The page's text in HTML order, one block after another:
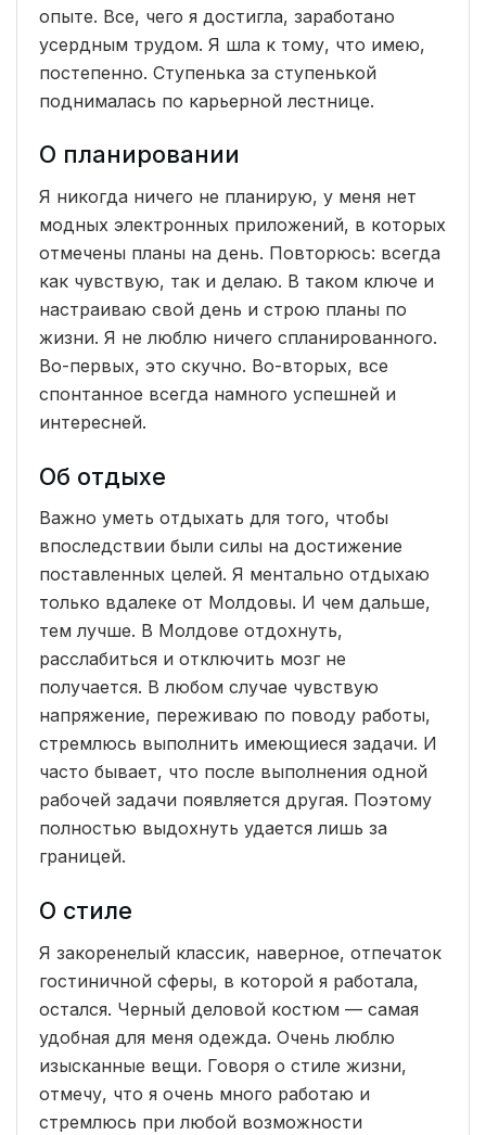
опыте. Все, чего я достигла, заработано
усердным трудом. Я шла к тому, что имею,
постепенно. Ступенька за ступенькой
поднималась по карьерной лестнице.
О планировании
Я никогда ничего не планирую, у меня нет
модных электронных приложений, в которых
отмечены планы на день. Повторюсь: всегда
как чувствую, так и делаю. В таком ключе и
настраиваю свой день и строю планы по
жизни. Я не люблю ничего спланированного.
Во-первых, это скучно. Во-вторых, все
спонтанное всегда намного успешней и
интересней.
Об отдыхе
Важно уметь отдыхать для того, чтобы
впоследствии были силы на достижение
поставленных целей. Я ментально отдыхаю
только вдалеке от Молдовы. И чем дальше,
тем лучше. В Молдове отдохнуть,
расслабиться и отключить мозг не
получается. В любом случае чувствую
напряжение, переживаю по поводу работы,
стремлюсь выполнить имеющиеся задачи. И
часто бывает, что после выполнения одной
рабочей задачи появляется другая. Поэтому
полностью выдохнуть удается лишь за
границей.
О стиле
Я закоренелый классик, наверное, отпечаток
гостиничной сферы, в которой я работала,
остался. Черный деловой костюм — самая
удобная для меня одежда. Очень люблю
изысканные вещи. Говоря о стиле жизни,
отмечу, что я очень много работаю и
стремлюсь при любой возможности